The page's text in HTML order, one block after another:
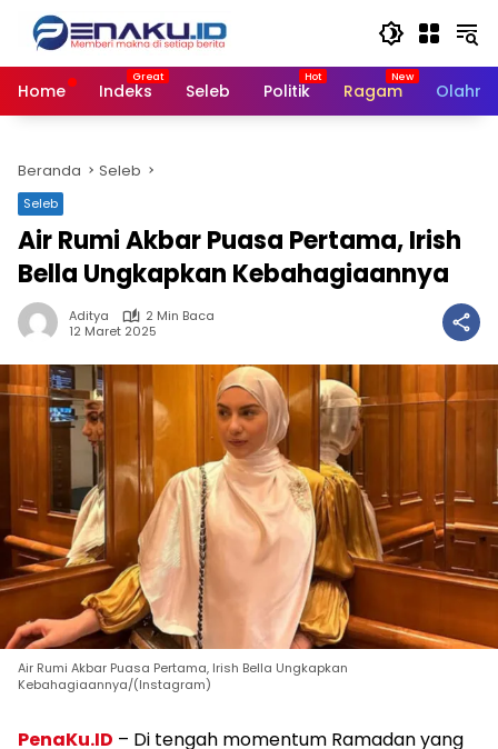
Langsung
konten
Home
Indeks Seleb Politik Ragam
Beranda Seleb
Seleb
Air Rumi Akbar Puasa Pertama, Irish
Bella Ungkapkan Kebahagiaannya
Aditya
2 Min Baca
12 Maret 2025
Air Rumi Akbar Puasa Pertama, Irish Bella Ungkapkan
Kebahagiaannya/(Instagram)
PenaKu.ID – Di tengah momentum Ramadan yang